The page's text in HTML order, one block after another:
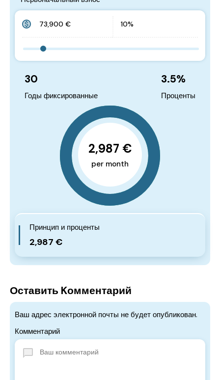
30
Годы фиксированные
3.5%
Проценты
2,987 €
per month
Принцип и проценты
2,987 €
Оставить Kомментарий
Ваш адрес электронной почты не будет опубликован.
Комментарий